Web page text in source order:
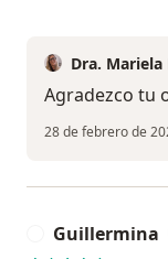
Dra. Mariela
Agradezco tu
28 de febrero de
Guillermina